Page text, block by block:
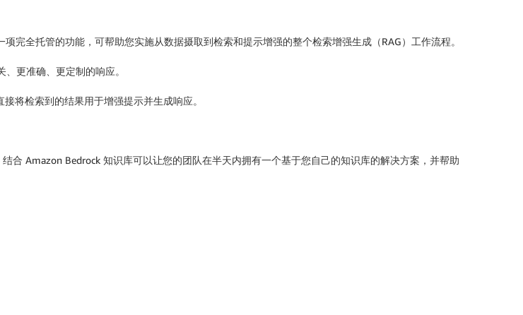
完全托管的功能，可帮助您实施从数据摄取到检索和提示增强的整个检索增强生成（RAG）工作流程。
更准确、更定制的响应。
将检索到的结果用于增强提示并生成响应。
合 Amazon Bedrock 知识库可以让您的团队在半天内拥有一个基于您自己的知识库的解决方案，并帮助